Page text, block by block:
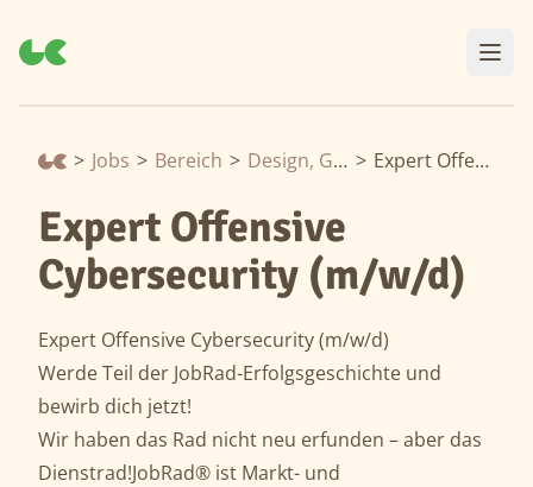
> Jobs > Bereich > Design, Gestaltung & Architektur > Expert Offensive Cybersecurity (m/w/d)
Expert Offensive
Cybersecurity (m/w/d)
Expert Offensive Cybersecurity (m/w/d)
Werde Teil der JobRad-Erfolgsgeschichte und
bewirb dich jetzt!
Wir haben das Rad nicht neu erfunden – aber das
Dienstrad!JobRad® ist Markt- und